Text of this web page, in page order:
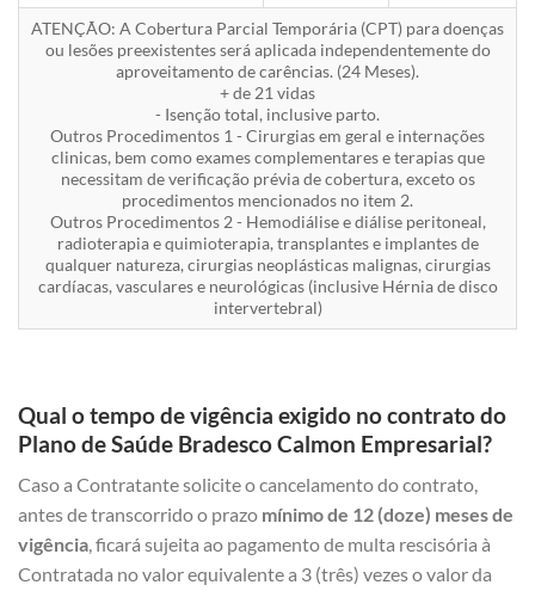
ATENÇÃO: A Cobertura Parcial Temporária (CPT) para doenças
ou lesões preexistentes será aplicada independentemente do
aproveitamento de carências. (24 Meses).
+ de 21 vidas
- Isenção total, inclusive parto.
Outros Procedimentos 1 - Cirurgias em geral e internações
clinicas, bem como exames complementares e terapias que
necessitam de verificação prévia de cobertura, exceto os
procedimentos mencionados no item 2.
Outros Procedimentos 2 - Hemodiálise e diálise peritoneal,
radioterapia e quimioterapia, transplantes e implantes de
qualquer natureza, cirurgias neoplásticas malignas, cirurgias
cardíacas, vasculares e neurológicas (inclusive Hérnia de disco
intervertebral)
Qual o tempo de vigência exigido no contrato do
Plano de Saúde Bradesco Calmon Empresarial?
Caso a Contratante solicite o cancelamento do contrato,
antes de transcorrido o prazo mínimo de 12 (doze) meses de
vigência, ficará sujeita ao pagamento de multa rescisória à
Contratada no valor equivalente a 3 (três) vezes o valor da